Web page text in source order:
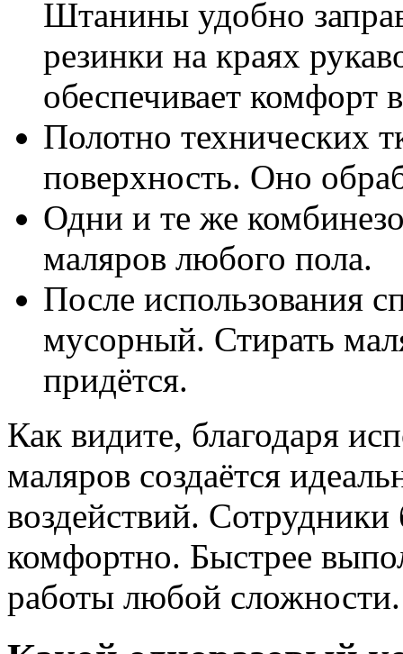
Штанины удобно
резинки на краях
обеспечивает комфорт
Полотно технических
поверхность. Оно
Одни и те же
маляров любого пола.
После использования
мусорный. Стирать
придётся.
Как видите, благодаря
маляров создаётся
воздействий. Сотрудники
комфортно. Быстрее
работы любой сложности.